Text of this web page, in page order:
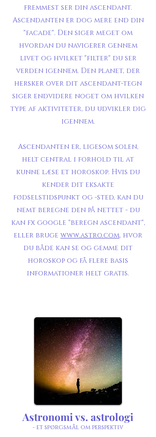
fremmest ser din ascendant.
Ascendanten er dog mere end din
"facade". Den siger meget om
hvordan du navigerer gennem
livet og hvilket "filter" du ser
verden igennem. Den planet, der
hersker over dit ascendant-tegn
siger endvidere noget om hvilken
type af aktiviteter, du udvikler dig
igennem.
Ascendanten er, ligesom solen,
helt central i forhold til at
kunne læse et horoskop. Hvis du
kender dit eksakte
fødselstidspunkt og -sted, kan du
nemt beregne den på nettet - du
kan fx google "beregn ascendant",
eller bruge www.astro.com, hvor
du både kan se og gemme dit
horoskop og få flere basis
informationer helt gratis.
Astronomi vs. astrologi
- et spørgsmål om perspektiv